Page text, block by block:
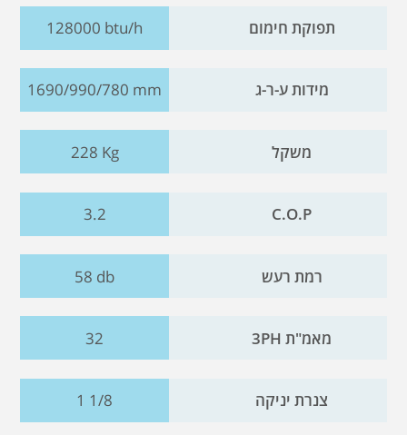
תפוקת חימום 128000 btu/h
מידות ע-ר-ג 1690/990/780 mm
משקל 228 Kg
C.O.P
3.2
רמת רעש 58 db
מאמ"ת 3PH 32
צנרת יניקה 1 1/8